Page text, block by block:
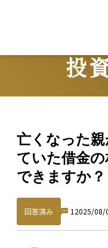
投
亡くなった
ていた借金
できますか？
回答済み 1 2025/08/